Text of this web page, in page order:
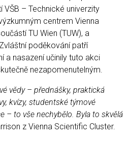
– Technické univerzity
centrem Vienna
TU Wien (TUW), a
poděkování patří
a nasazení učinily tuto akci
nezapomenutelným.
vědy – přednášky, praktická
kvízy, studentské týmové
– to vše nechybělo. Byla to skvělá
z Vienna Scientific Cluster.